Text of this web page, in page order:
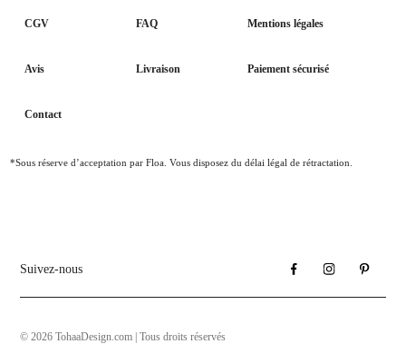
CGV FAQ Mentions légales
Avis Livraison Paiement sécurisé
Contact
*Sous réserve d’acceptation par Floa. Vous disposez du délai légal de rétractation.
Suivez-nous
© 2026 TohaaDesign.com | Tous droits réservés